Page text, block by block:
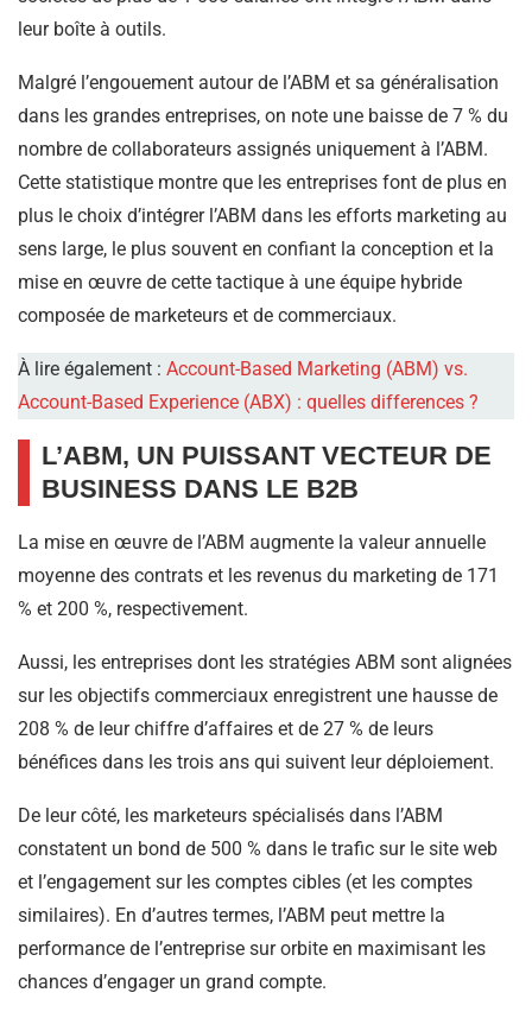
leur boîte à outils.
Malgré l’engouement autour de l’ABM et sa généralisation
dans les grandes entreprises, on note une baisse de 7 % du
nombre de collaborateurs assignés uniquement à l’ABM.
Cette statistique montre que les entreprises font de plus en
plus le choix d’intégrer l’ABM dans les efforts marketing au
sens large, le plus souvent en confiant la conception et la
mise en œuvre de cette tactique à une équipe hybride
composée de marketeurs et de commerciaux.
À lire également : Account-Based Marketing (ABM) vs.
Account-Based Experience (ABX) : quelles differences ?
L’ABM, UN PUISSANT VECTEUR DE
BUSINESS DANS LE B2B
La mise en œuvre de l’ABM augmente la valeur annuelle
moyenne des contrats et les revenus du marketing de 171
% et 200 %, respectivement.
Aussi, les entreprises dont les stratégies ABM sont alignées
sur les objectifs commerciaux enregistrent une hausse de
208 % de leur chiffre d’affaires et de 27 % de leurs
bénéfices dans les trois ans qui suivent leur déploiement.
De leur côté, les marketeurs spécialisés dans l’ABM
constatent un bond de 500 % dans le trafic sur le site web
et l’engagement sur les comptes cibles (et les comptes
similaires). En d’autres termes, l’ABM peut mettre la
performance de l’entreprise sur orbite en maximisant les
chances d’engager un grand compte.